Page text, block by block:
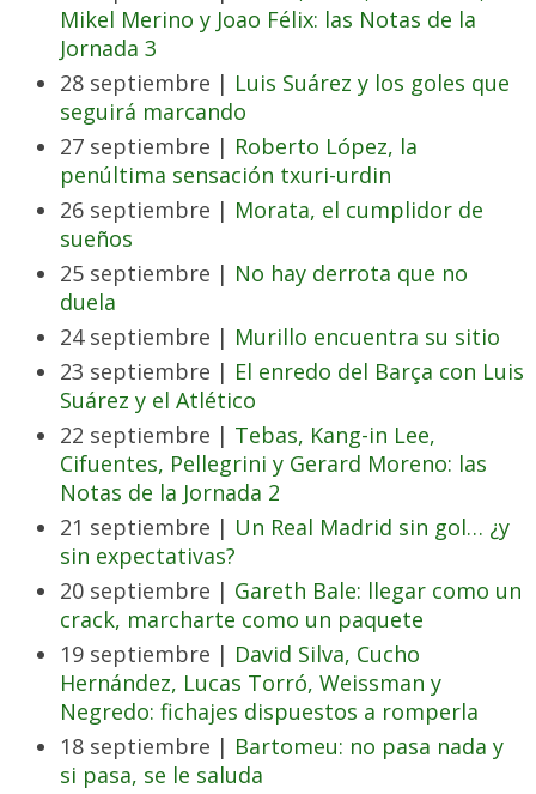
Mikel Merino y Joao Félix: las Notas de la
Jornada 3
28 septiembre | Luis Suárez y los goles que
seguirá marcando
27 septiembre | Roberto López, la
penúltima sensación txuri-urdin
26 septiembre | Morata, el cumplidor de
sueños
25 septiembre | No hay derrota que no
duela
24 septiembre | Murillo encuentra su sitio
23 septiembre | El enredo del Barça con Luis
Suárez y el Atlético
22 septiembre | Tebas, Kang-in Lee,
Cifuentes, Pellegrini y Gerard Moreno: las
Notas de la Jornada 2
21 septiembre | Un Real Madrid sin gol… ¿y
sin expectativas?
20 septiembre | Gareth Bale: llegar como un
crack, marcharte como un paquete
19 septiembre | David Silva, Cucho
Hernández, Lucas Torró, Weissman y
Negredo: fichajes dispuestos a romperla
18 septiembre | Bartomeu: no pasa nada y
si pasa, se le saluda